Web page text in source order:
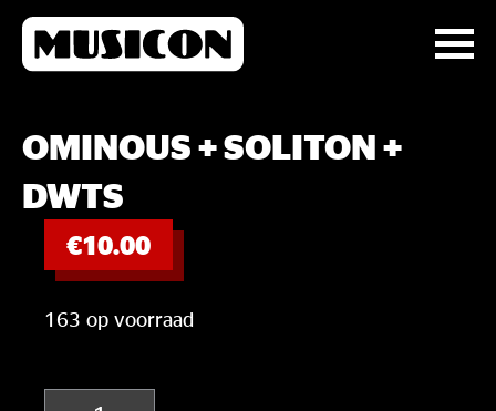
OMINOUS + SOLITON +
DWTS
€10.00
163 op voorraad
Ominous